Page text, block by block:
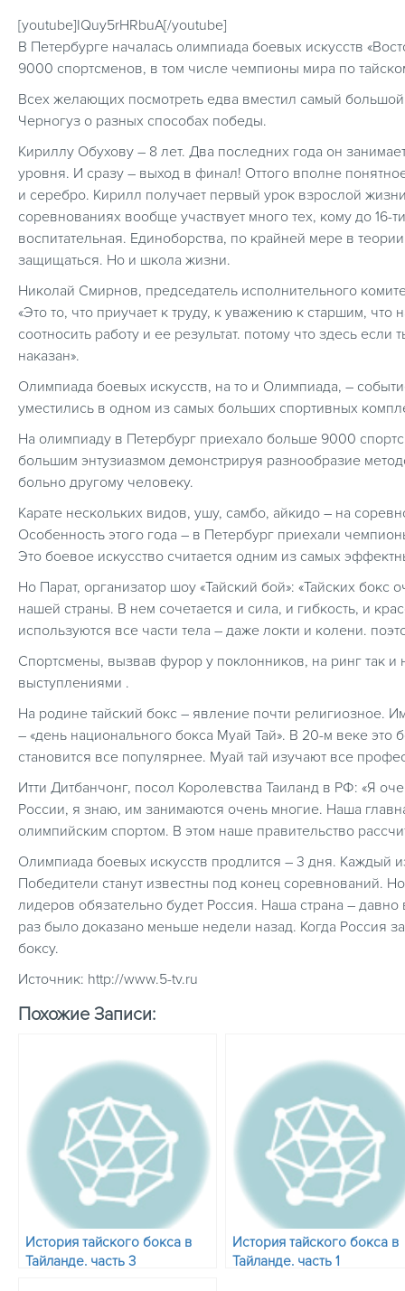
[youtube]IQuy5rHRbuA[/youtube]
В Петербурге началась олимпиада боевых искусств
9000 спортсменов, в том числе чемпионы мира по
Всех желающих посмотреть едва вместил самый
Черногуз о разных способах победы.
Кириллу Обухову – 8 лет. Два последних года он
уровня. И сразу – выход в финал! Оттого вполне
и серебро. Кирилл получает первый урок взрослой
соревнованиях вообще участвует много тех, кому до
воспитательная. Единоборства, по крайней мере в
защищаться. Но и школа жизни.
Николай Смирнов, председатель исполнительного
«Это то, что приучает к труду, к уважению к старшим,
соотносить работу и ее результат. потому что здесь
наказан».
Олимпиада боевых искусств, на то и Олимпиада, –
уместились в одном из самых больших спортивных
На олимпиаду в Петербург приехало больше 9000
большим энтузиазмом демонстрируя разнообразие
больно другому человеку.
Карате нескольких видов, ушу, самбо, айкидо – на
Особенность этого года – в Петербург приехали
Это боевое искусство считается одним из самых
Но Парат, организатор шоу «Тайский бой»: «Тайских бокс
нашей страны. В нем сочетается и сила, и гибкость, и
используются все части тела – даже локти и колени.
Спортсмены, вызвав фурор у поклонников, на ринг так
выступлениями .
На родине тайский бокс – явление почти религиозное.
– «день национального бокса Муай Тай». В 20-м веке это
становится все популярнее. Муай тай изучают все
Итти Дитбанчонг, посол Королевства Таиланд в РФ: «Я
России, я знаю, им занимаются очень многие. Наша
олимпийским спортом. В этом наше правительство
Олимпиада боевых искусств продлится – 3 дня. Каждый
Победители станут известны под конец соревнований.
лидеров обязательно будет Россия. Наша страна –
раз было доказано меньше недели назад. Когда Россия
боксу.
Источник: http://www.5-tv.ru
Похожие Записи:
История тайского бокса в
Тайланде. часть 3
История тайского бокса в
Тайланде. часть 1